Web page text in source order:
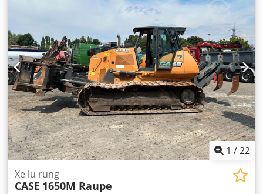
1 /22
Xe lu rung
CASE 1650M Raupe